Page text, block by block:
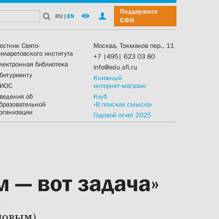
RU | EN
Поддержите
СФИ
Свято-
института
библиотека
об
Москва, Токмаков пер., 11
+7 |495| 623 03 80
info@edu.sfi.ru
Книжный
интернет-магазин
Клуб
«В поисках смысла»
Годовой отчет 2025
— вот задача»